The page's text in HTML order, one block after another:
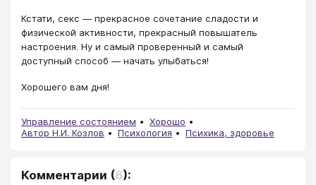
Кстати, секс — прекрасное сочетание сладости и
физической активности, прекрасный повышатель
настроения. Ну и самый проверенный и самый
доступный способ — начать улыбаться!
Хорошего вам дня!
Управление состоянием
Хорошо
Автор Н.И. Козлов
Психология Психика, здоровье
Комментарии (6):